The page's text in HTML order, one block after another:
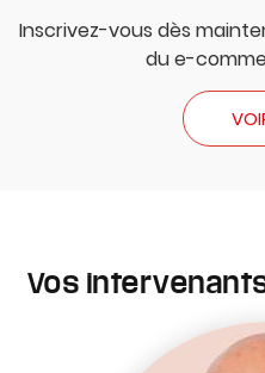
Inscrivez-vous dès
du e-
Vos